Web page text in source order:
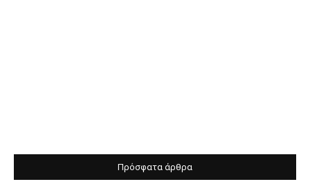
Πρόσφατα άρθρα